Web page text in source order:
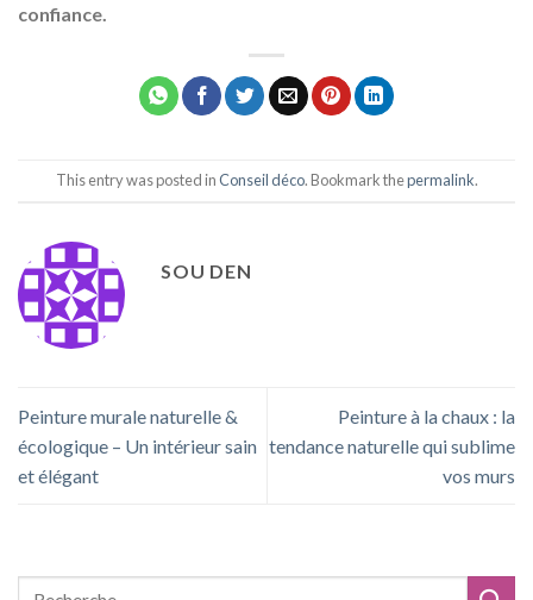
confiance.
This entry was posted inConseil déco. Bookmark thepermalink.
SOU DEN
Peinture murale naturelle &
écologique – Un intérieur sain
et élégant
Peinture à la chaux : la
tendance naturelle qui sublime
vos murs